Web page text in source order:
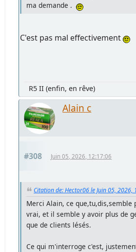
ma demande .
C'est pas mal effectivement
R5 II (enfin, en rêve)
Alain c
#308 Juin 05, 2026, 12:17:06
Citation de: Hector06 le Juin 05, 2026,
Merci Alain, ce que,tu,dis,semble
vrai, et il semble y avoir plus de
que de clients lésés.
Ce qui m'interroge c'est,